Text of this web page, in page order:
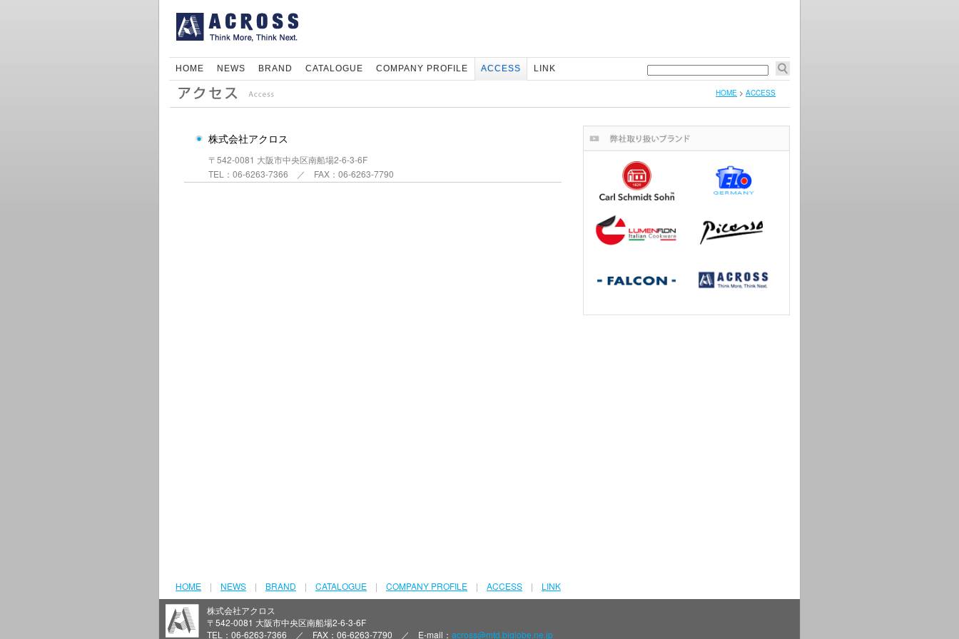
HOME NEWS BRAND CATALOGUE COMPANY PROFILE ACCESS LINK
HOME > ACCESS
株式会社アクロス
〒542-0081 大阪市中央区南船場2-6-3-6F
TEL：06-6263-7366 ／ FAX：06-6263-7790
HOME | NEWS | BRAND | CATALOGUE | COMPANY PROFILE | ACCESS | LINK
株式会社アクロス
〒542-0081 大阪市中央区南船場2-6-3-6F
TEL：06-6263-7366 ／ FAX：06-6263-7790 ／ E-mail： across@mtd.biglobe.ne.jp